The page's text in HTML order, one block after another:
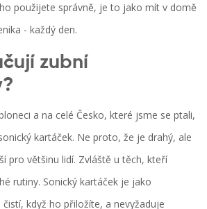
použijete správně, je to jako mít v domě
- každý den.
zubní
a na celé Česko, které jsme se ptali,
kartáček. Ne proto, že je drahý, ale
pro většinu lidí. Zvláště u těch, kteří
rutiny. Sonický kartáček je jako
čistí, když ho přiložíte, a nevyžaduje